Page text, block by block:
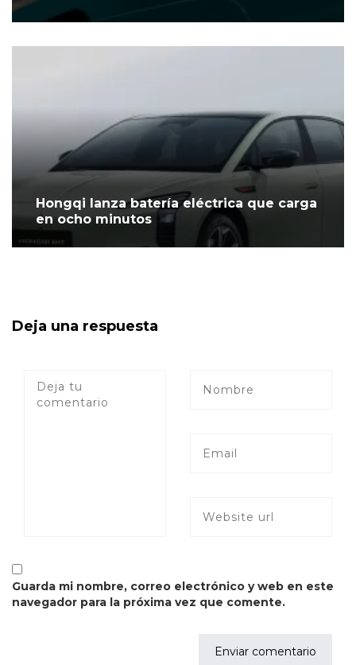
Hongqi lanza batería eléctrica que carga
en ocho minutos
Deja una respuesta
Guarda mi nombre, correo electrónico y web en este
navegador para la próxima vez que comente.